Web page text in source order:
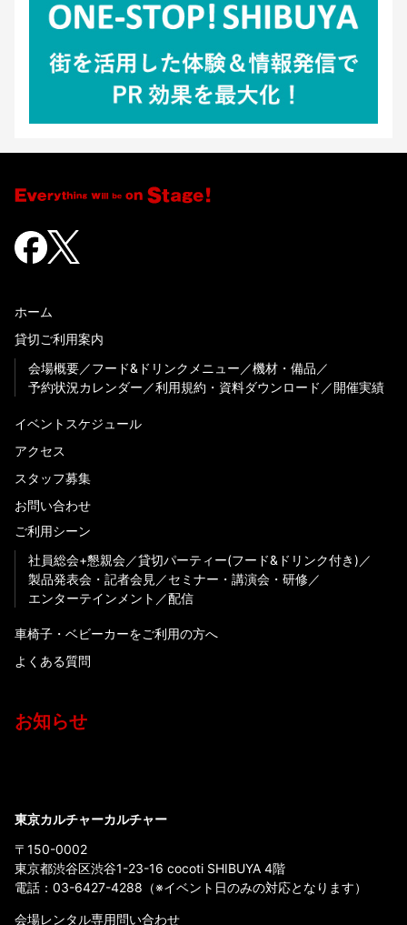
ホーム
貸切ご利用案内
会場概要
フード&ドリンクメニュー
機材・備品
予約状況カレンダー
利用規約・資料ダウンロード 開催実績
イベントスケジュール
アクセス
スタッフ募集
お問い合わせ
ご利用シーン
社員総会+懇親会
貸切パーティー(フード&ドリンク付き)
製品発表会・記者会見
セミナー・講演会・研修
エンターテインメント
配信
車椅子・ベビーカーをご利用の方へ
よくある質問
お知らせ
東京カルチャーカルチャー
〒150-0002
東京都渋谷区渋谷1-23-16 cocoti SHIBUYA 4階
電話： 03-6427-4288 （※イベント日のみの対応となります）
会場レンタル専用問い合わせ